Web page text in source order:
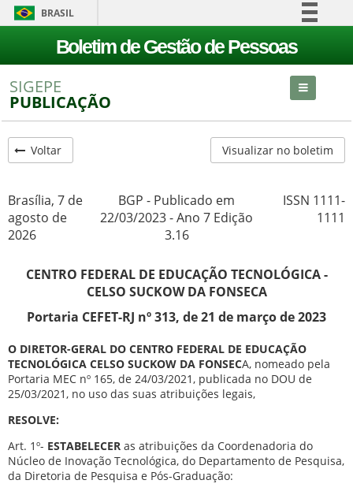
BRASIL
Simplifique!
Comunica BR
Canais
Boletim de Gestão de Pessoas
SIGEPE
PUBLICAÇÃO
Voltar Visualizar no boletim
Brasília, 7 de
agosto de
2026
BGP - Publicado em
22/03/2023 - Ano 7 Edição
3.16
ISSN 1111-
1111
CENTRO FEDERAL DE EDUCAÇÃO TECNOLÓGICA -
CELSO SUCKOW DA FONSECA
Portaria CEFET-RJ nº 313, de 21 de março de 2023
O DIRETOR-GERAL DO CENTRO FEDERAL DE EDUCAÇÃO
TECNOLÓGICA CELSO SUCKOW DA FONSECA, nomeado pela
Portaria MEC nº 165, de 24/03/2021, publicada no DOU de
25/03/2021, no uso das suas atribuições legais,
RESOLVE:
Art. 1º- ESTABELECER as atribuições da Coordenadoria do
Núcleo de Inovação Tecnológica, do Departamento de Pesquisa,
da Diretoria de Pesquisa e Pós-Graduação: